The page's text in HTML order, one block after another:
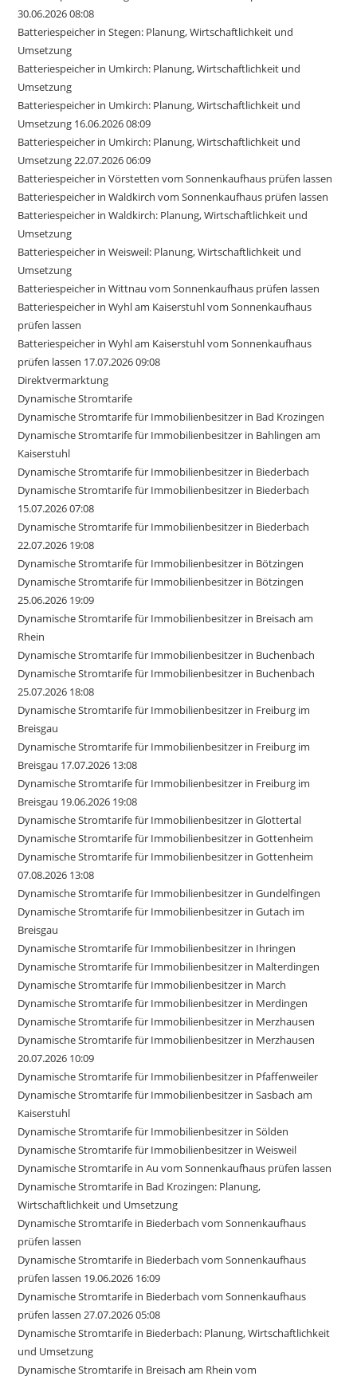
30.06.2026 08:08
Batteriespeicher in Stegen: Planung, Wirtschaftlichkeit und
Umsetzung
Batteriespeicher in Umkirch: Planung, Wirtschaftlichkeit und
Umsetzung
Batteriespeicher in Umkirch: Planung, Wirtschaftlichkeit und
Umsetzung 16.06.2026 08:09
Batteriespeicher in Umkirch: Planung, Wirtschaftlichkeit und
Umsetzung 22.07.2026 06:09
Batteriespeicher in Vörstetten vom Sonnenkaufhaus prüfen lassen
Batteriespeicher in Waldkirch vom Sonnenkaufhaus prüfen lassen
Batteriespeicher in Waldkirch: Planung, Wirtschaftlichkeit und
Umsetzung
Batteriespeicher in Weisweil: Planung, Wirtschaftlichkeit und
Umsetzung
Batteriespeicher in Wittnau vom Sonnenkaufhaus prüfen lassen
Batteriespeicher in Wyhl am Kaiserstuhl vom Sonnenkaufhaus
prüfen lassen
Batteriespeicher in Wyhl am Kaiserstuhl vom Sonnenkaufhaus
prüfen lassen 17.07.2026 09:08
Direktvermarktung
Dynamische Stromtarife
Dynamische Stromtarife für Immobilienbesitzer in Bad Krozingen
Dynamische Stromtarife für Immobilienbesitzer in Bahlingen am
Kaiserstuhl
Dynamische Stromtarife für Immobilienbesitzer in Biederbach
Dynamische Stromtarife für Immobilienbesitzer in Biederbach
15.07.2026 07:08
Dynamische Stromtarife für Immobilienbesitzer in Biederbach
22.07.2026 19:08
Dynamische Stromtarife für Immobilienbesitzer in Bötzingen
Dynamische Stromtarife für Immobilienbesitzer in Bötzingen
25.06.2026 19:09
Dynamische Stromtarife für Immobilienbesitzer in Breisach am
Rhein
Dynamische Stromtarife für Immobilienbesitzer in Buchenbach
Dynamische Stromtarife für Immobilienbesitzer in Buchenbach
25.07.2026 18:08
Dynamische Stromtarife für Immobilienbesitzer in Freiburg im
Breisgau
Dynamische Stromtarife für Immobilienbesitzer in Freiburg im
Breisgau 17.07.2026 13:08
Dynamische Stromtarife für Immobilienbesitzer in Freiburg im
Breisgau 19.06.2026 19:08
Dynamische Stromtarife für Immobilienbesitzer in Glottertal
Dynamische Stromtarife für Immobilienbesitzer in Gottenheim
Dynamische Stromtarife für Immobilienbesitzer in Gottenheim
07.08.2026 13:08
Dynamische Stromtarife für Immobilienbesitzer in Gundelfingen
Dynamische Stromtarife für Immobilienbesitzer in Gutach im
Breisgau
Dynamische Stromtarife für Immobilienbesitzer in Ihringen
Dynamische Stromtarife für Immobilienbesitzer in Malterdingen
Dynamische Stromtarife für Immobilienbesitzer in March
Dynamische Stromtarife für Immobilienbesitzer in Merdingen
Dynamische Stromtarife für Immobilienbesitzer in Merzhausen
Dynamische Stromtarife für Immobilienbesitzer in Merzhausen
20.07.2026 10:09
Dynamische Stromtarife für Immobilienbesitzer in Pfaffenweiler
Dynamische Stromtarife für Immobilienbesitzer in Sasbach am
Kaiserstuhl
Dynamische Stromtarife für Immobilienbesitzer in Sölden
Dynamische Stromtarife für Immobilienbesitzer in Weisweil
Dynamische Stromtarife in Au vom Sonnenkaufhaus prüfen lassen
Dynamische Stromtarife in Bad Krozingen: Planung,
Wirtschaftlichkeit und Umsetzung
Dynamische Stromtarife in Biederbach vom Sonnenkaufhaus
prüfen lassen
Dynamische Stromtarife in Biederbach vom Sonnenkaufhaus
prüfen lassen 19.06.2026 16:09
Dynamische Stromtarife in Biederbach vom Sonnenkaufhaus
prüfen lassen 27.07.2026 05:08
Dynamische Stromtarife in Biederbach: Planung, Wirtschaftlichkeit
und Umsetzung
Dynamische Stromtarife in Breisach am Rhein vom